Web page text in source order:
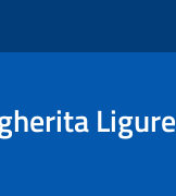
Ligure